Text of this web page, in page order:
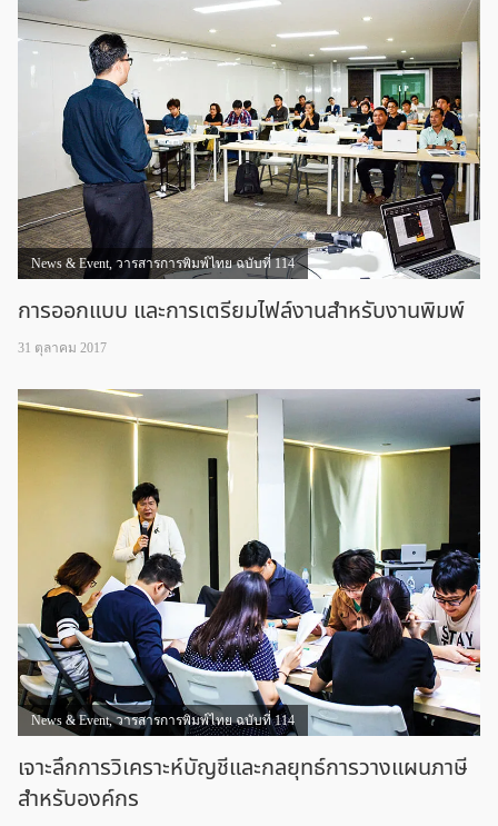
News & Event วารสารการพิมพ์ไทย ฉบับที่ 114
การออกแบบ และการเตรียมไฟล์งานสำหรับงานพิมพ์
31 ตุลาคม 2017
News & Event,วารสารการพิมพ์ไทย ฉบับที่ 114
เจาะลึกการวิเคราะห์บัญชีและกลยุทธ์การวางแผนภาษี
สำหรับองค์กร